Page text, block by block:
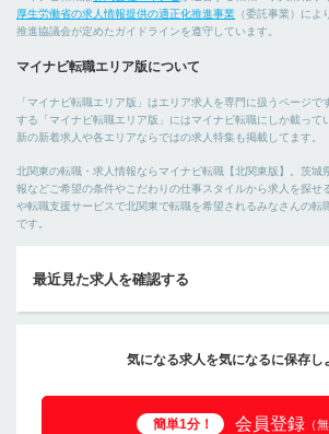
厚生労働省の求人情報提供の適正化推進事業 （委託事業）に
推進協議会が定めたガイドラインを遵守しています。
マイナビ転職エリア版について
「マイナビ転職エリア版」はエリア求人を専門に扱うページで
する「マイナビ転職エリア版」にはマイナビ転職にしか載って
新の新着求人や各エリアならではの求人特集も掲載してます。
北関東の転職・求人情報ならマイナビ転職【北関東版】。茨城
報などご希望の条件やこだわりの仕事スタイルから求人を探せ
や転職支援サービスで北関東で転職を希望されるみなさんの転
です。
最近見た求人を確認する
気になる求人を気になるに保存し
簡単1分！ 会員登録 （